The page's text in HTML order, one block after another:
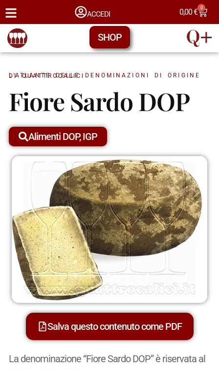
ACCEDI 0,00€ 0
SHOP
L'ATLANTE DELLE DENOMINAZIONI DI ORIGINE DI QUATTROCALICI
Fiore Sardo DOP
Alimenti DOP, IGP
Salva questo contenuto come PDF
La denominazione “Fiore Sardo DOP” è riservata al